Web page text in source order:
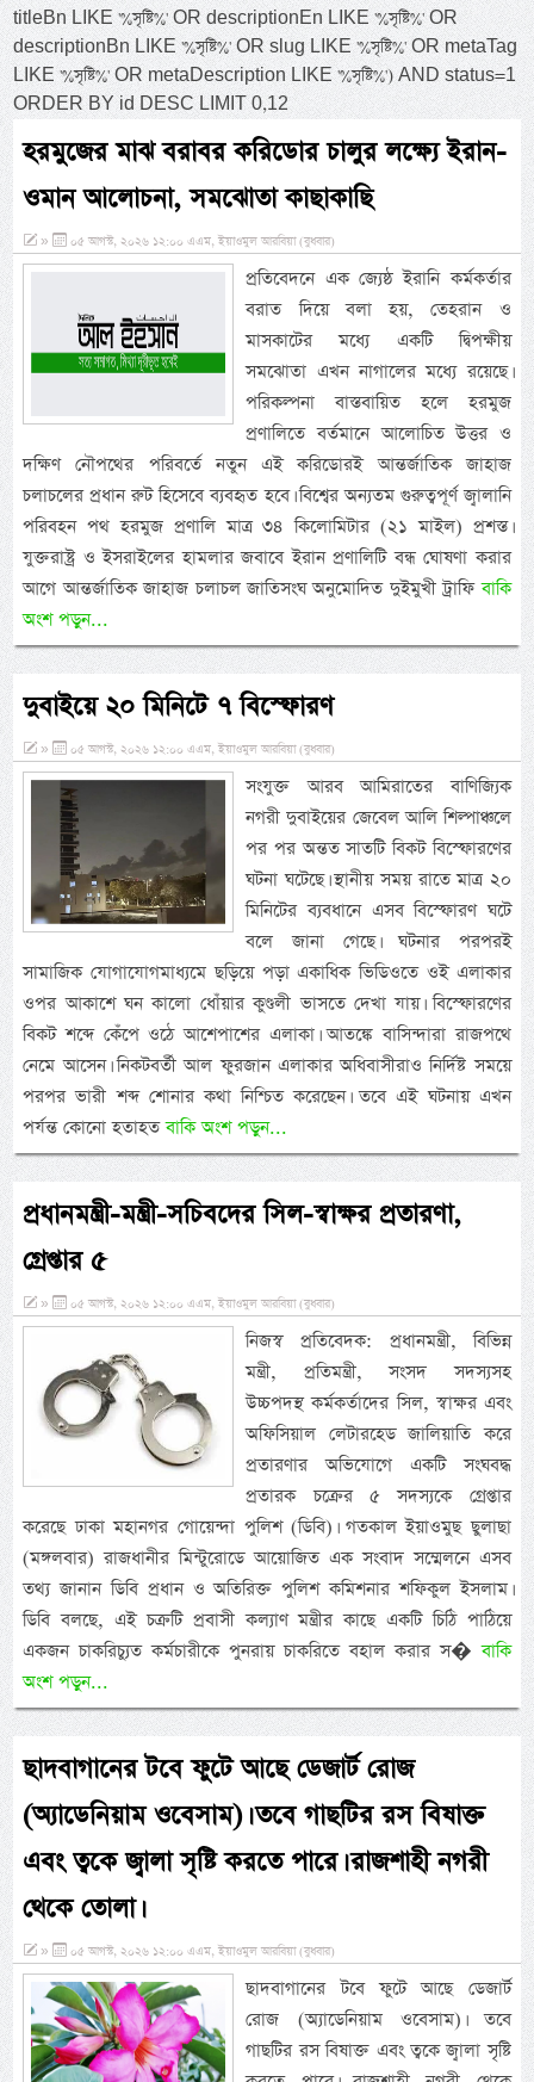
titleBn LIKE '%সৃষ্টি%' OR descriptionEn LIKE '%সৃষ্টি%' OR
descriptionBn LIKE '%সৃষ্টি%' OR slug LIKE '%সৃষ্টি%' OR metaTag
LIKE '%সৃষ্টি%' OR metaDescription LIKE '%সৃষ্টি%') AND status=1
ORDER BY id DESC LIMIT 0,12
হরমুজের মাঝ বরাবর করিডোর চালুর লক্ষ্যে ইরান-
ওমান আলোচনা, সমঝোতা কাছাকাছি
» ০৫ আগস্ট, ২০২৬ ১২:০০ এএম, ইয়াওমুল আরবিয়া (বুধবার)
প্রতিবেদনে এক জ্যেষ্ঠ ইরানি কর্মকর্তার
বরাত দিয়ে বলা হয়, তেহরান ও
মাসকাটের মধ্যে একটি দ্বিপক্ষীয়
সমঝোতা এখন নাগালের মধ্যে রয়েছে।
পরিকল্পনা বাস্তবায়িত হলে হরমুজ
প্রণালিতে বর্তমানে আলোচিত উত্তর ও
দক্ষিণ নৌপথের পরিবর্তে নতুন এই করিডোরই আন্তর্জাতিক জাহাজ
চলাচলের প্রধান রুট হিসেবে ব্যবহৃত হবে। বিশ্বের অন্যতম গুরুত্বপূর্ণ জ্বালানি
পরিবহন পথ হরমুজ প্রণালি মাত্র ৩৪ কিলোমিটার (২১ মাইল) প্রশস্ত।
যুক্তরাষ্ট্র ও ইসরাইলের হামলার জবাবে ইরান প্রণালিটি বন্ধ ঘোষণা করার
আগে আন্তর্জাতিক জাহাজ চলাচল জাতিসংঘ অনুমোদিত দুইমুখী ট্রাফিবাকি
অংশ পড়ুন...
দুবাইয়ে ২০ মিনিটে ৭ বিস্ফোরণ
» ০৫ আগস্ট, ২০২৬ ১২:০০ এএম, ইয়াওমুল আরবিয়া (বুধবার)
সংযুক্ত আরব আমিরাতের বাণিজ্যিক
নগরী দুবাইয়ের জেবেল আলি শিল্পাঞ্চলে
পর পর অন্তত সাতটি বিকট বিস্ফোরণের
ঘটনা ঘটেছে। স্থানীয় সময় রাতে মাত্র ২০
মিনিটের ব্যবধানে এসব বিস্ফোরণ ঘটে
বলে জানা গেছে। ঘটনার পরপরই
সামাজিক যোগাযোগমাধ্যমে ছড়িয়ে পড়া একাধিক ভিডিওতে ওই এলাকার
ওপর আকাশে ঘন কালো ধোঁয়ার কুণ্ডলী ভাসতে দেখা যায়। বিস্ফোরণের
বিকট শব্দে কেঁপে ওঠে আশেপাশের এলাকা। আতঙ্কে বাসিন্দারা রাজপথে
নেমে আসেন। নিকটবর্তী আল ফুরজান এলাকার অধিবাসীরাও নির্দিষ্ট সময়ে
পরপর ভারী শব্দ শোনার কথা নিশ্চিত করেছেন। তবে এই ঘটনায় এখন
পর্যন্ত কোনো হতাহতবাকি অংশ পড়ুন...
প্রধানমন্ত্রী-মন্ত্রী-সচিবদের সিল-স্বাক্ষর প্রতারণা,
গ্রেপ্তার ৫
» ০৫ আগস্ট, ২০২৬ ১২:০০ এএম, ইয়াওমুল আরবিয়া (বুধবার)
নিজস্ব প্রতিবেদক: প্রধানমন্ত্রী, বিভিন্ন
মন্ত্রী, প্রতিমন্ত্রী, সংসদ সদস্যসহ
উচ্চপদস্থ কর্মকর্তাদের সিল, স্বাক্ষর এবং
অফিসিয়াল লেটারহেড জালিয়াতি করে
প্রতারণার অভিযোগে একটি সংঘবদ্ধ
প্রতারক চক্রের ৫ সদস্যকে গ্রেপ্তার
করেছে ঢাকা মহানগর গোয়েন্দা পুলিশ (ডিবি)। গতকাল ইয়াওমুছ ছুলাছা
(মঙ্গলবার) রাজধানীর মিন্টুরোডে আয়োজিত এক সংবাদ সম্মেলনে এসব
তথ্য জানান ডিবি প্রধান ও অতিরিক্ত পুলিশ কমিশনার শফিকুল ইসলাম।
ডিবি বলছে, এই চক্রটি প্রবাসী কল্যাণ মন্ত্রীর কাছে একটি চিঠি পাঠিয়ে
একজন চাকরিচ্যুত কর্মচারীকে পুনরায় চাকরিতে বহাল করার স�বাকি
অংশ পড়ুন...
ছাদবাগানের টবে ফুটে আছে ডেজার্ট রোজ
(অ্যাডেনিয়াম ওবেসাম)। তবে গাছটির রস বিষাক্ত
এবং ত্বকে জ্বালা সৃষ্টি করতে পারে। রাজশাহী নগরী
থেকে তোলা।
» ০৫ আগস্ট, ২০২৬ ১২:০০ এএম, ইয়াওমুল আরবিয়া (বুধবার)
ছাদবাগানের টবে ফুটে আছে ডেজার্ট
রোজ (অ্যাডেনিয়াম ওবেসাম)। তবে
গাছটির রস বিষাক্ত এবং ত্বকে জ্বালা সৃষ্টি